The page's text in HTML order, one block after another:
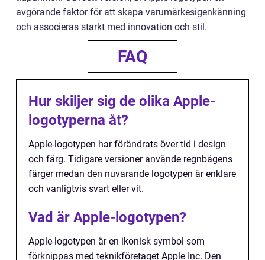
avgörande faktor för att skapa varumärkesigenkänning
och associeras starkt med innovation och stil.
FAQ
Hur skiljer sig de olika Apple-
logotyperna åt?
Apple-logotypen har förändrats över tid i design
och färg. Tidigare versioner använde regnbågens
färger medan den nuvarande logotypen är enklare
och vanligtvis svart eller vit.
Vad är Apple-logotypen?
Apple-logotypen är en ikonisk symbol som
förknippas med teknikföretaget Apple Inc. Den